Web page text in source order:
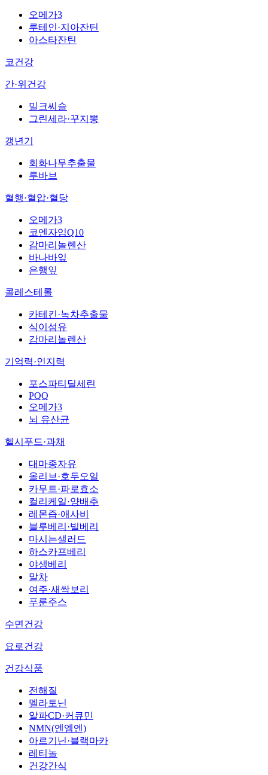
오메가3
루테인·지아잔틴
아스타잔틴
코건강
간·위건강
밀크씨슬
그린세라·꾸지뽕
갱년기
회화나무추출물
루바브
혈행·혈압·혈당
오메가3
코엔자임Q10
감마리놀렌산
바나바잎
은행잎
콜레스테롤
카테킨·녹차추출물
식이섬유
감마리놀렌산
기억력·인지력
포스파티딜세린
PQQ
오메가3
뇌 유산균
헬시푸드·과채
대마종자유
올리브·호두오일
카무트·파로효소
컬리케일·양배추
레몬즙·애사비
블루베리·빌베리
마시는샐러드
하스카프베리
야생베리
말차
여주·새싹보리
푸룬주스
수면건강
요로건강
건강식품
전해질
멜라토닌
알파CD·커큐민
NMN(엔엠엔)
아르기닌·블랙마카
레티놀
건강간식